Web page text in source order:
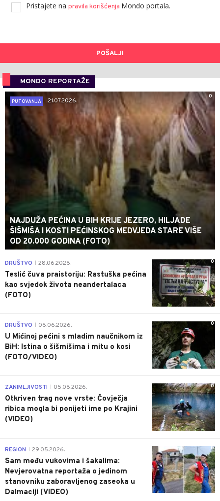
Pristajete na pravila korišćenja Mondo portala.
POŠALJI
MONDO REPORTAŽE
0
PUTOVANJA
21.07.2026.
NAJDUŽA PEĆINA U BIH KRIJE JEZERO, HILJADE
ŠIŠMIŠA I KOSTI PEĆINSKOG MEDVJEDA STARE VIŠE
OD 20.000 GODINA (FOTO)
0
DRUŠTVO 28.06.2026.
Teslić čuva praistoriju: Rastuška pećina
kao svjedok života neandertalaca
(FOTO)
0
DRUŠTVO 06.06.2026.
U Mićinoj pećini s mladim naučnikom iz
BiH: Istina o šišmišima i mitu o kosi
(FOTO/VIDEO)
0
ZANIMLJIVOSTI 05.06.2026.
Otkriven trag nove vrste: Čovječja
ribica mogla bi ponijeti ime po Krajini
(VIDEO)
0
REGION 29.05.2026.
Sam među vukovima i šakalima:
Nevjerovatna reportaža o jedinom
stanovniku zaboravljenog zaseoka u
Dalmaciji (VIDEO)